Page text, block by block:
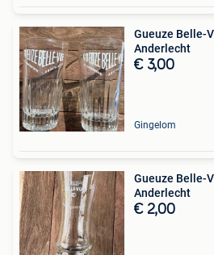
Gueuze Belle-
Anderlecht
€ 3,00
Gingelom
Gueuze Belle-
Anderlecht
€ 2,00